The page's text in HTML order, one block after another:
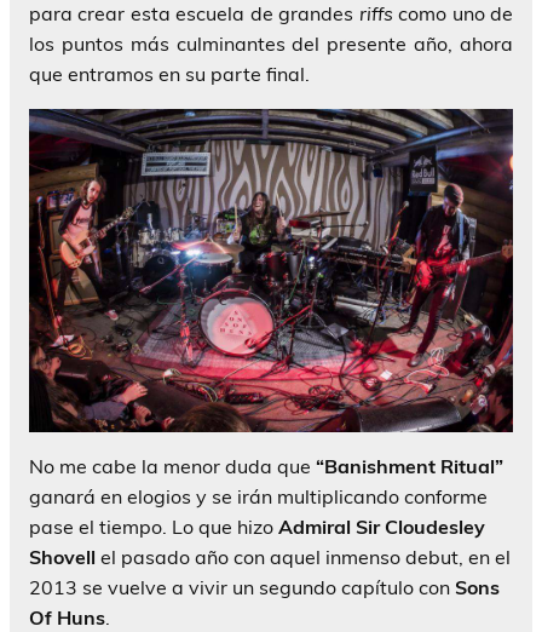
para crear esta escuela de grandes riffscomo uno de
los puntos más culminantes del presente año, ahora
que entramos en su parte final.
No me cabe la menor duda que “Banishment Ritual”
ganará en elogios y se irán multiplicando conforme
pase el tiempo. Lo que hizo Admiral Sir Cloudesley
Shovell el pasado año con aquel inmenso debut, en el
2013 se vuelve a vivir un segundo capítulo con Sons
Of Huns.